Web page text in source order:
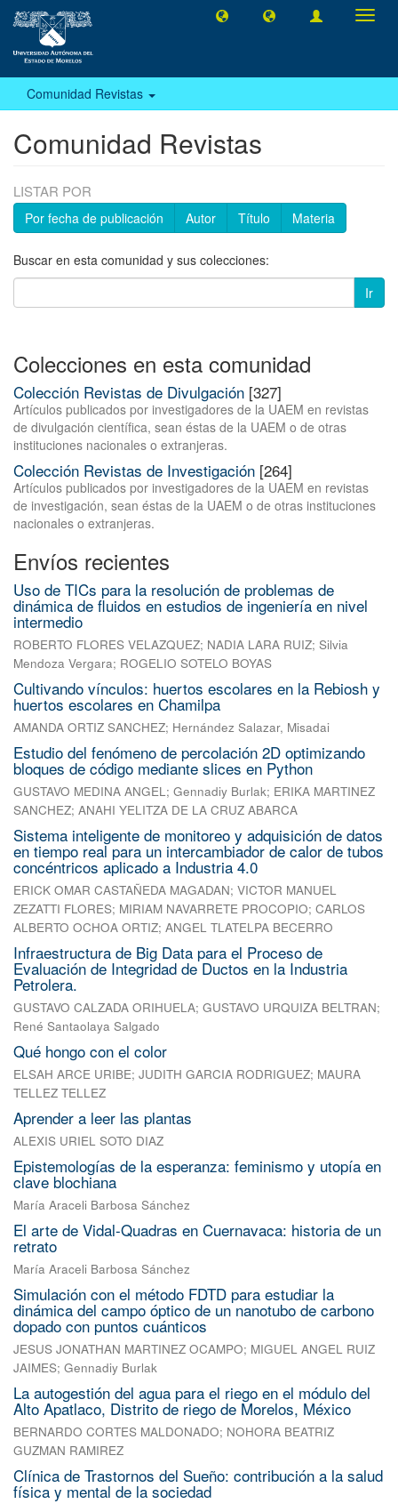
Comunidad Revistas
Comunidad Revistas
LISTAR POR
Por fecha de publicación Autor Título Materia
Buscar en esta comunidad y sus colecciones:
Ir
Colecciones en esta comunidad
Colección Revistas de Divulgación [327]
Artículos publicados por investigadores de la UAEM en revistas
de divulgación científica, sean éstas de la UAEM o de otras
instituciones nacionales o extranjeras.
Colección Revistas de Investigación [264]
Artículos publicados por investigadores de la UAEM en revistas
de investigación, sean éstas de la UAEM o de otras instituciones
nacionales o extranjeras.
Envíos recientes
Uso de TICs para la resolución de problemas de
dinámica de fluidos en estudios de ingeniería en nivel
intermedio
ROBERTO FLORES VELAZQUEZ; NADIA LARA RUIZ; Silvia
Mendoza Vergara; ROGELIO SOTELO BOYAS
Cultivando vínculos: huertos escolares en la Rebiosh y
huertos escolares en Chamilpa
AMANDA ORTIZ SANCHEZ; Hernández Salazar, Misadai
Estudio del fenómeno de percolación 2D optimizando
bloques de código mediante slices en Python
GUSTAVO MEDINA ANGEL; Gennadiy Burlak; ERIKA MARTINEZ
SANCHEZ; ANAHI YELITZA DE LA CRUZ ABARCA
Sistema inteligente de monitoreo y adquisición de datos
en tiempo real para un intercambiador de calor de tubos
concéntricos aplicado a Industria 4.0
ERICK OMAR CASTAÑEDA MAGADAN; VICTOR MANUEL
ZEZATTI FLORES; MIRIAM NAVARRETE PROCOPIO; CARLOS
ALBERTO OCHOA ORTIZ; ANGEL TLATELPA BECERRO
Infraestructura de Big Data para el Proceso de
Evaluación de Integridad de Ductos en la Industria
Petrolera.
GUSTAVO CALZADA ORIHUELA; GUSTAVO URQUIZA BELTRAN;
René Santaolaya Salgado
Qué hongo con el color
ELSAH ARCE URIBE; JUDITH GARCIA RODRIGUEZ; MAURA
TELLEZ TELLEZ
Aprender a leer las plantas
ALEXIS URIEL SOTO DIAZ
Epistemologías de la esperanza: feminismo y utopía en
clave blochiana
María Araceli Barbosa Sánchez
El arte de Vidal-Quadras en Cuernavaca: historia de un
retrato
María Araceli Barbosa Sánchez
Simulación con el método FDTD para estudiar la
dinámica del campo óptico de un nanotubo de carbono
dopado con puntos cuánticos
JESUS JONATHAN MARTINEZ OCAMPO; MIGUEL ANGEL RUIZ
JAIMES; Gennadiy Burlak
La autogestión del agua para el riego en el módulo del
Alto Apatlaco, Distrito de riego de Morelos, México
BERNARDO CORTES MALDONADO; NOHORA BEATRIZ
GUZMAN RAMIREZ
Clínica de Trastornos del Sueño: contribución a la salud
física y mental de la sociedad